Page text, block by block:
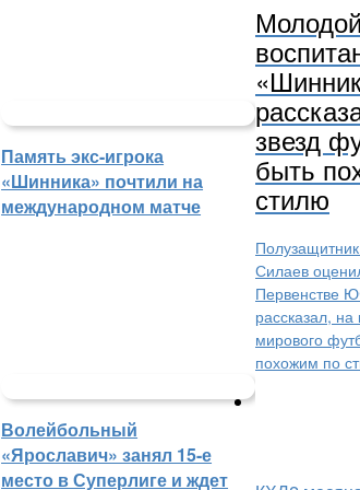
Память экс-игрока
«Шинника» почтили на
международном матче
Волейбольный
«Ярославич» занял 15-е
место в Суперлиге и ждет
Молодой
звезд
быть
стилю
Силаев
Первенстве
рассказал, на
мирового
похожим по